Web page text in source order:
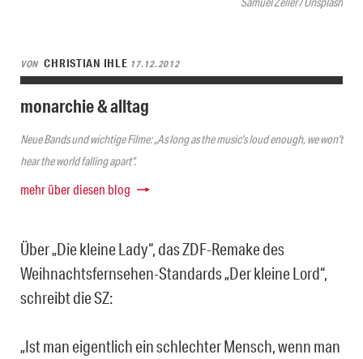
VON CHRISTIAN IHLE 17.12.2012
monarchie & alltag
Neue Bands und wichtige Filme: „As long as the music’s loud enough, we won’t
hear the world falling apart“.
mehr über diesen blog
Über „Die kleine Lady“, das ZDF-Remake des
Weihnachtsfernsehen-Standards „Der kleine Lord“,
schreibt die SZ:
„Ist man eigentlich ein schlechter Mensch, wenn man